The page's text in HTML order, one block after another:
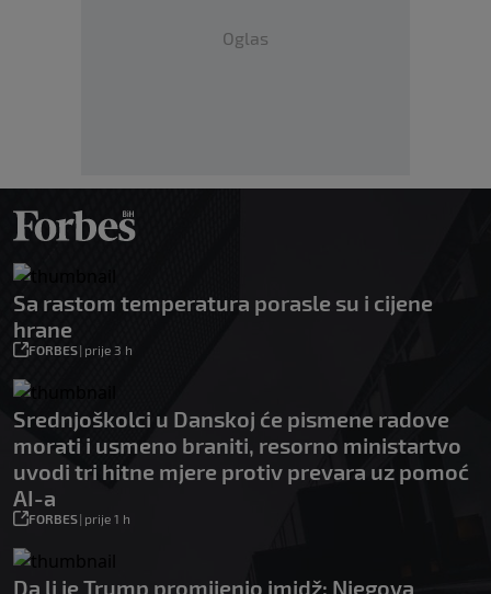
Oglas
Sa rastom temperatura porasle su i cijene
hrane
FORBES| prije 3 h
Srednjoškolci u Danskoj će pismene radove
morati i usmeno braniti, resorno ministartvo
uvodi tri hitne mjere protiv prevara uz pomoć
AI-a
FORBES| prije 1 h
Da li je Trump promijenio imidž: Njegova